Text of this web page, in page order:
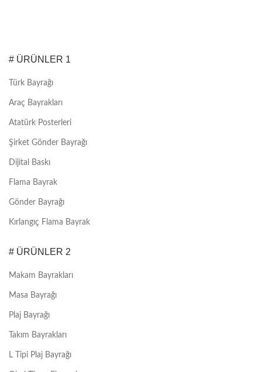
# ÜRÜNLER 1
Türk Bayrağı
Araç Bayrakları
Atatürk Posterleri
Şirket Gönder Bayrağı
Dijital Baskı
Flama Bayrak
Gönder Bayrağı
Kırlangıç Flama Bayrak
# ÜRÜNLER 2
Makam Bayrakları
Masa Bayrağı
Plaj Bayrağı
Takım Bayrakları
L Tipi Plaj Bayrağı